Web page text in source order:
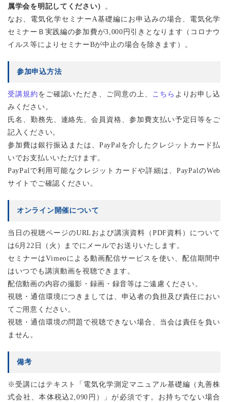
属学会を明記してください） 。
なお、電気化学セミナーA基礎編にお申込みの場合、電気化学
セミナーＢ実践編の参加費が3,000円引きとなります（コロナウ
イルス等によりセミナーBが中止の場合を除きます）。
参加申込方法
受講規約 をご確認いただき、ご同意の上、 こちら よりお申し込
みください。
氏名、勤務先、連絡先、会員資格、参加費支払い予定日等をご
記入ください。
参加費は銀行振込または、PayPalを介したクレジットカード払
いでお支払いいただけます。
PayPalで利用可能なクレジットカードや詳細は、PayPalのWeb
サイトでご確認ください。
オンライン開催について
当日の視聴ページのURLおよび講演資料（PDF資料）について
は6月22日（火）までにメールでお送りいたします。
セミナーはVimeoによる動画配信サービスを使い、配信期間中
はいつでも講演動画を視聴できます。
配信動画の内容の撮影・録画・録音等はご遠慮ください。
視聴・通信環境につきましては、申込者の負担及び責任におい
てご用意ください。
視聴・通信環境の問題で視聴できない場合、当会は責任を負い
ません。
備考
※受講にはテキスト「電気化学測定マニュアル基礎編（丸善株
式会社、本体税込2,090円）」が必須です。お持ちでない場合